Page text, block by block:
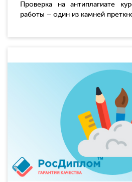
Проверка на антиплагиате
работы – один из камней